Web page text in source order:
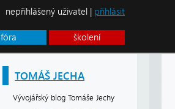
fóra školení
nepřihlášený uživatel | přihlásit
TOMÁŠ JECHA
Vývojářský blog Tomáše Jechy